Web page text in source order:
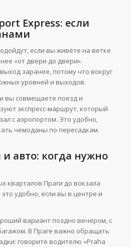
Express: если
если вы живёте на ветке
«от двери до двери».
заранее, потому что вокруг
уровней и выходов.
вы совмещаете поезд и
экспресс-маршрут, который
с аэропортом. Это удобно,
чемоданы по пересадкам.
авто: когда нужно
кварталов Праги до вокзала
удобно, если вы в центре и
вариант поздно вечером, с
В Праге важно обращать
говорите водителю «Praha